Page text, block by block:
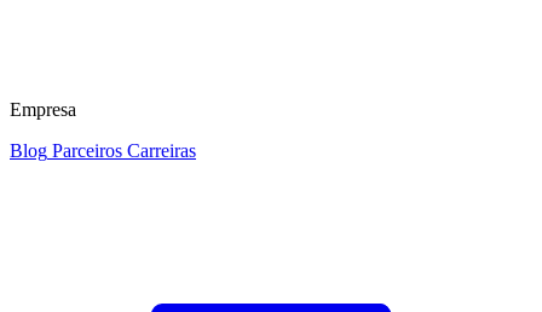
Empresa
Blog Parceiros Carreiras